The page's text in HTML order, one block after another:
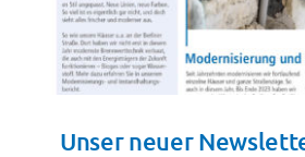
Kontakt
Unser neuer